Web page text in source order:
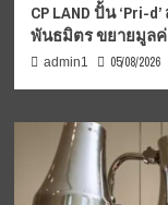
CP LAND ปั้น ‘Pri-
พันธมิตร ขยายมูลค่
admin1 05/08/2026